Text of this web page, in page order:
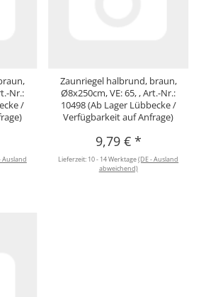
Nr.:
/
Ausland
Zaunriegel halbrund, braun,
Ø8x250cm, VE: 65, , Art.-Nr.:
10498 (Ab Lager Lübbecke /
Verfügbarkeit auf Anfrage)
9,79 € *
Lieferzeit: 10 - 14 Werktage(DE - Ausland
abweichend)